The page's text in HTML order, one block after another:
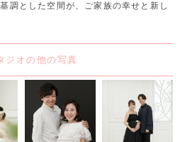
調とした空間が、ご家族の幸せと新し
ジオの他の写真